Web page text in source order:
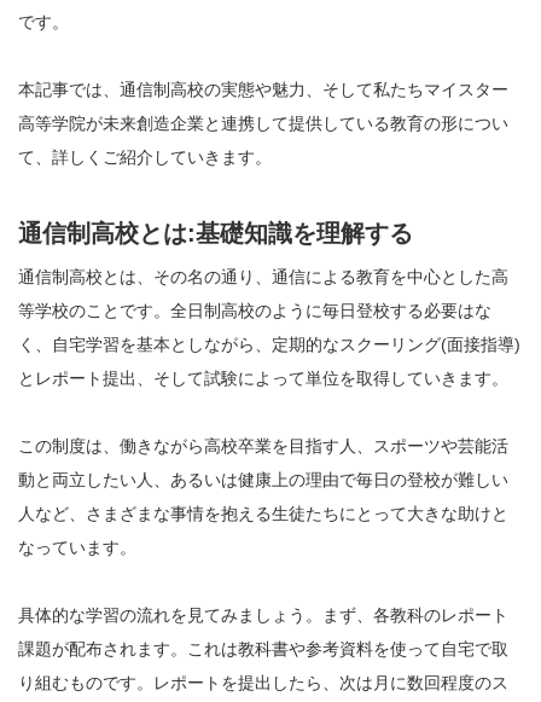
です。
本記事では、通信制高校の実態や魅力、そして私たちマイスター
高等学院が未来創造企業と連携して提供している教育の形につい
て、詳しくご紹介していきます。
通信制高校とは:基礎知識を理解する
通信制高校とは、その名の通り、通信による教育を中心とした高
等学校のことです。全日制高校のように毎日登校する必要はな
く、自宅学習を基本としながら、定期的なスクーリング(面接指導)
とレポート提出、そして試験によって単位を取得していきます。
この制度は、働きながら高校卒業を目指す人、スポーツや芸能活
動と両立したい人、あるいは健康上の理由で毎日の登校が難しい
人など、さまざまな事情を抱える生徒たちにとって大きな助けと
なっています。
具体的な学習の流れを見てみましょう。まず、各教科のレポート
課題が配布されます。これは教科書や参考資料を使って自宅で取
り組むものです。レポートを提出したら、次は月に数回程度のス